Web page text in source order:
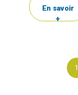
En savoir
+
1